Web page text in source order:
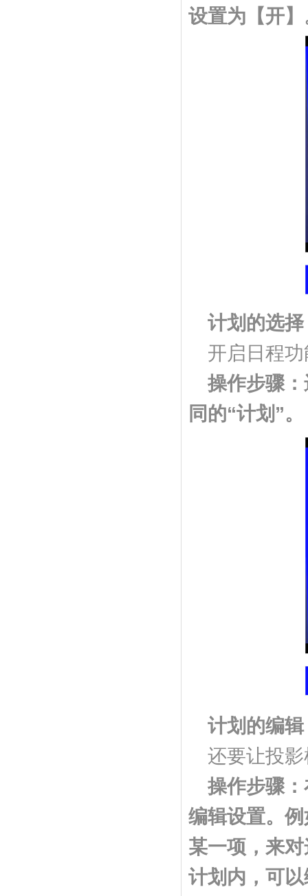
设置为【开
计划的选择
开启日程
操作步骤
同的“计划”。
计划的编辑
还要让投
操作步骤
编辑设置。
某一项，来
计划内，可